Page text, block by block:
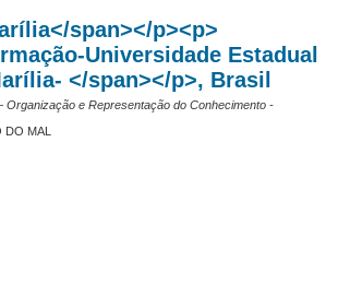
span></p><p>
Universidade Estadual
</span></p>, Brasil
Organização e Representação do Conhecimento -
MAL